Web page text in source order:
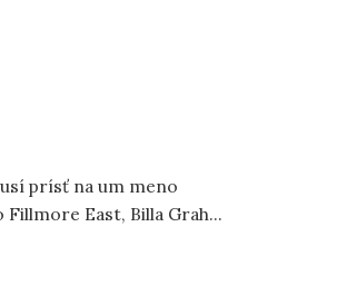
prísť na um meno
East, Billa Grah...